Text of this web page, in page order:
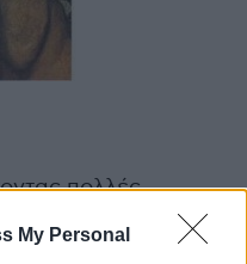
My Personal
πολλές
να υποχωρήσουν. Ο
οι Επτανήσιοι,